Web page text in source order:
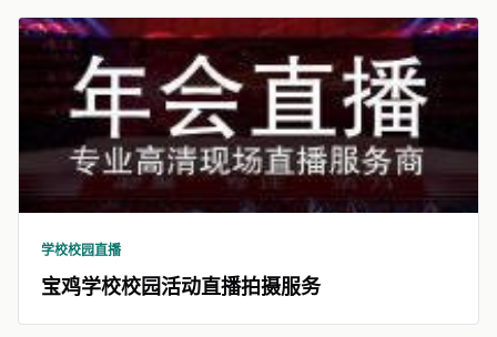
学校校园直播
宝鸡学校校园活动直播拍摄服务